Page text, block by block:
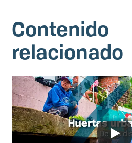
Contenido
relacionado